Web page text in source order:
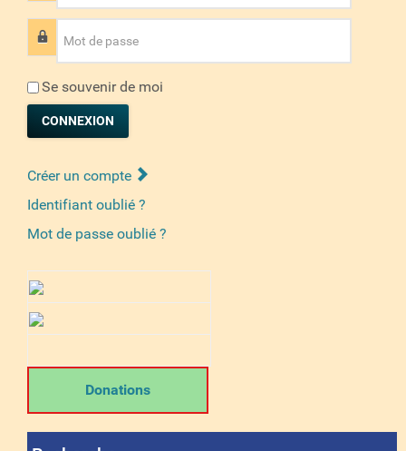
Mot de passe
Se souvenir de moi
CONNEXION
Créer un compte
Identifiant oublié ?
Mot de passe oublié ?
Donations